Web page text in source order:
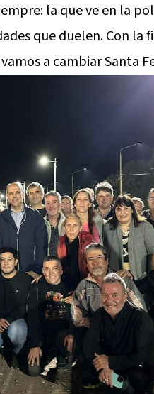
la que ve en la
que duelen. Con la
a cambiar Santa